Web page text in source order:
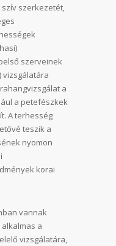
szerkezetét,
szerveinek
vizsgálatára
a
a petefészkek
A terhesség
teszik a
nyomon
korai
vannak
a
vizsgálatára,